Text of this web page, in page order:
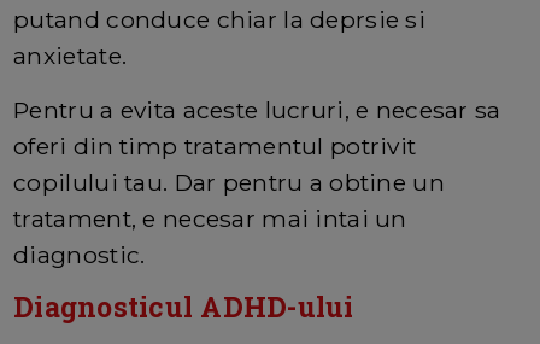
putand conduce chiar la deprsie si
anxietate.
Pentru a evita aceste lucruri, e necesar sa
oferi din timp tratamentul potrivit
copilului tau. Dar pentru a obtine un
tratament, e necesar mai intai un
diagnostic.
Diagnosticul ADHD-ului